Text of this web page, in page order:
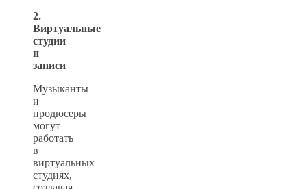
2.
Виртуальные
студии
и
записи
Музыканты
и
продюсеры
могут
работать
в
виртуальных
студиях,